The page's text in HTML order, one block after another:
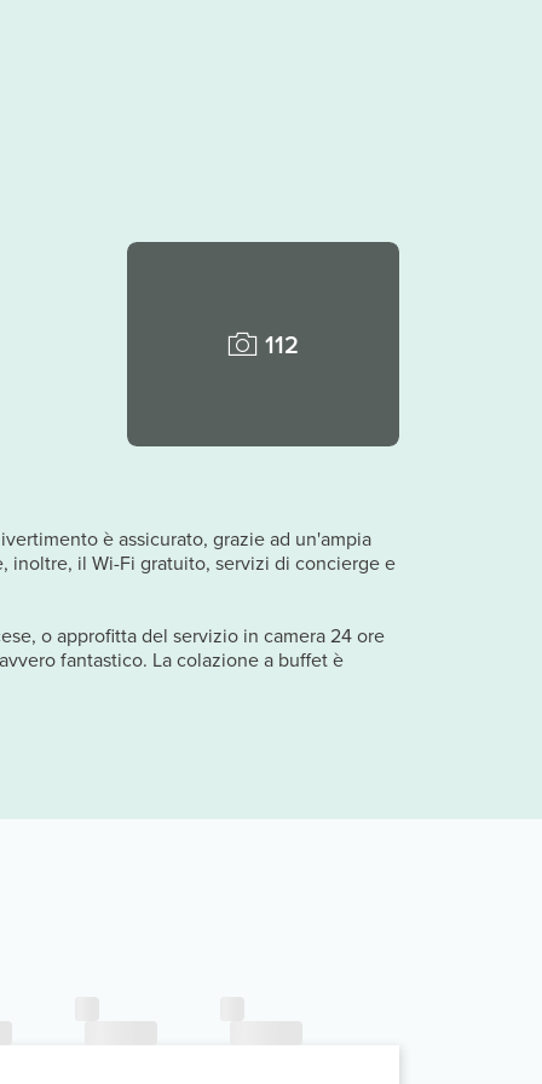
112
è assicurato, grazie ad un'ampia
inoltre, il Wi-Fi gratuito, servizi di concierge e
o approfitta del servizio in camera 24 ore
fantastico. La colazione a buffet è